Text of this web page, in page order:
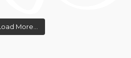
More...